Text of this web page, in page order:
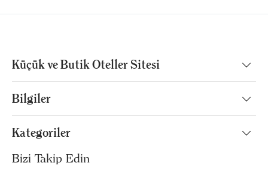
Küçük ve Butik Oteller Sitesi
Bilgiler
Kategoriler
Bizi Takip Edin